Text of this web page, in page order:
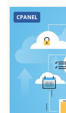
CPANEL